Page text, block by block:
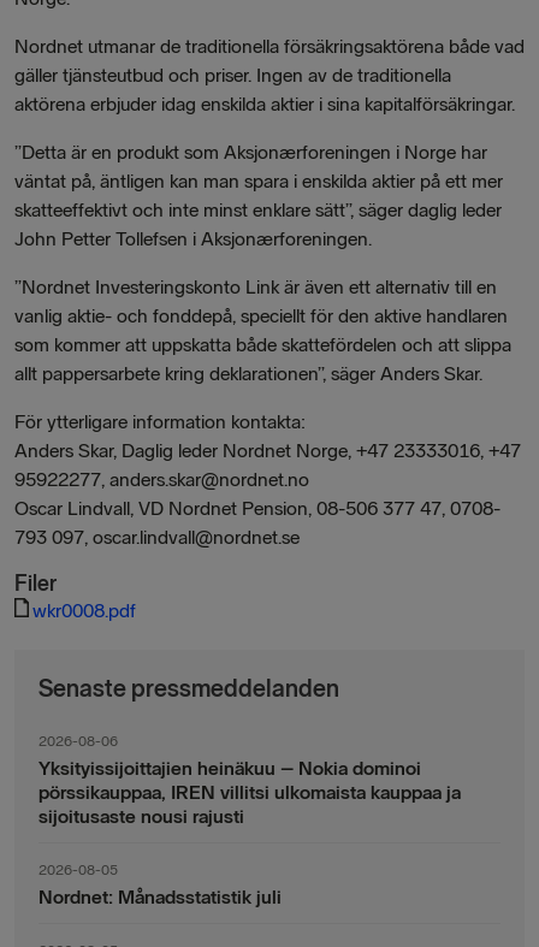
Nordnet utmanar de traditionella försäkringsaktörena både vad
gäller tjänsteutbud och priser. Ingen av de traditionella
aktörena erbjuder idag enskilda aktier i sina kapitalförsäkringar.
”Detta är en produkt som Aksjonærforeningen i Norge har
väntat på, äntligen kan man spara i enskilda aktier på ett mer
skatteeffektivt och inte minst enklare sätt”, säger daglig leder
John Petter Tollefsen i Aksjonærforeningen.
”Nordnet Investeringskonto Link är även ett alternativ till en
vanlig aktie- och fonddepå, speciellt för den aktive handlaren
som kommer att uppskatta både skattefördelen och att slippa
allt pappersarbete kring deklarationen”, säger Anders Skar.
För ytterligare information kontakta:
Anders Skar, Daglig leder Nordnet Norge, +47 23333016, +47
95922277, anders.skar@nordnet.no
Oscar Lindvall, VD Nordnet Pension, 08-506 377 47, 0708-
793 097, oscar.lindvall@nordnet.se
Filer
wkr0008.pdf
Senaste pressmeddelanden
2026-08-06
Yksityissijoittajien heinäkuu – Nokia dominoi
pörssikauppaa, IREN villitsi ulkomaista kauppaa ja
sijoitusaste nousi rajusti
2026-08-05
Nordnet: Månadsstatistik juli